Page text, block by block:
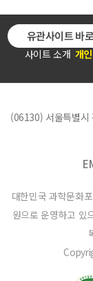
사이트 소개 개
유관사이트 바
(06130) 서울특별시
대한민국 과학문화
원으로 운영하고 있